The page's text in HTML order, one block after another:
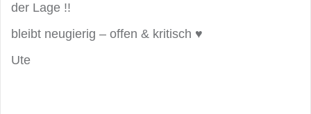
der Lage !!
bleibt neugierig – offen & kritisch ♥
Ute